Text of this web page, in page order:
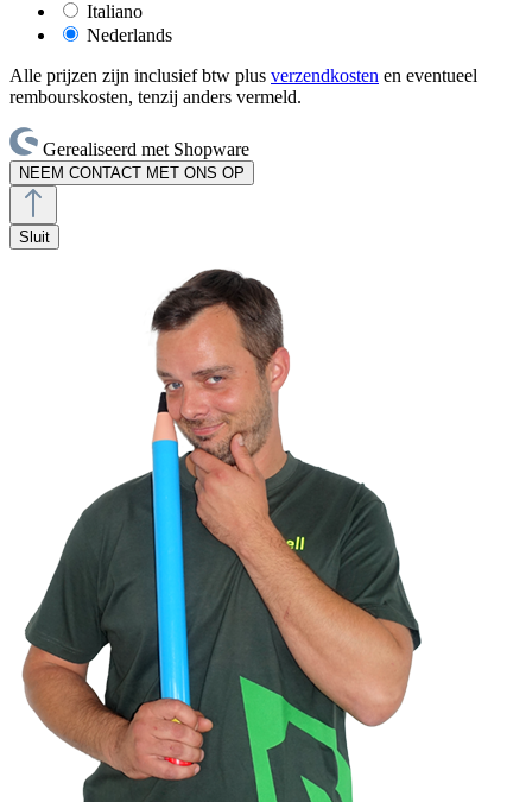
Italiano
Nederlands
Alle prijzen zijn inclusief btw plus verzendkosten en eventueel
rembourskosten, tenzij anders vermeld.
Gerealiseerd met Shopware
NEEM CONTACT MET ONS OP
Sluit